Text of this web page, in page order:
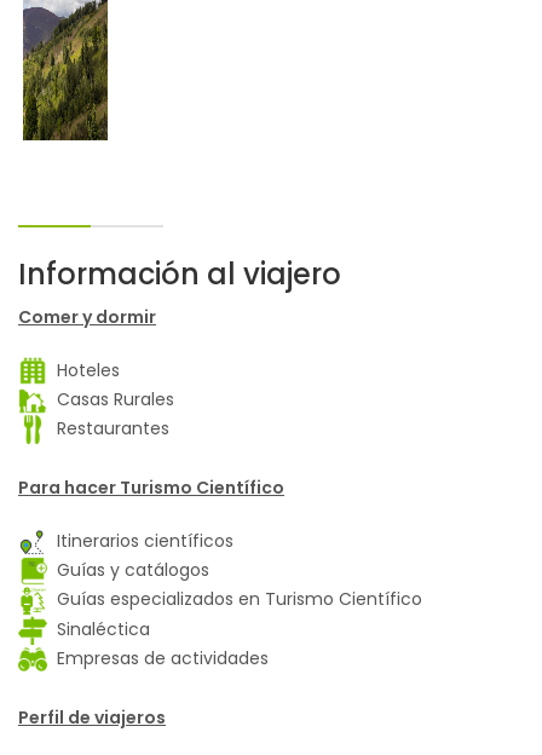
Información al viajero
Comer y dormir
Hoteles
Casas Rurales
Restaurantes
Para hacer Turismo Científico
Itinerarios científicos
Guías y catálogos
Guías especializados en Turismo Científico
Sinaléctica
Empresas de actividades
Perfil de viajeros